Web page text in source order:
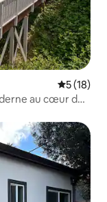
5 (18)
au cœur de